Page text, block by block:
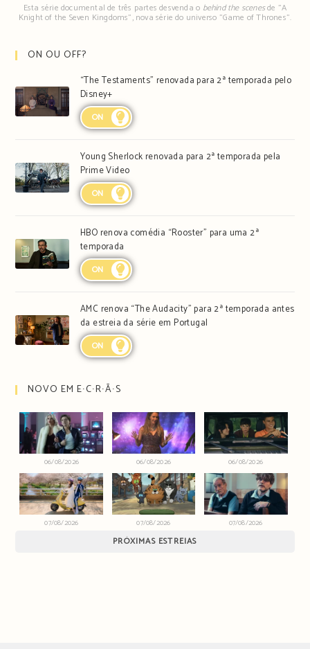
Esta série documental de três partes desvenda o behind the scenesde "A
Knight of the Seven Kingdoms", nova série do universo "Game of Thrones".
ON OU OFF?
“The Testaments” renovada para 2ª temporada pelo
Disney+
ON
Young Sherlock renovada para 2ª temporada pela
Prime Video
ON
HBO renova comédia “Rooster” para uma 2ª
temporada
ON
AMC renova “The Audacity” para 2ª temporada antes
da estreia da série em Portugal
ON
NOVO EM E∙C∙R∙Ã∙S
06/08/2026 06/08/2026 06/08/2026
07/08/2026 07/08/2026 07/08/2026
PRÓXIMAS ESTREIAS